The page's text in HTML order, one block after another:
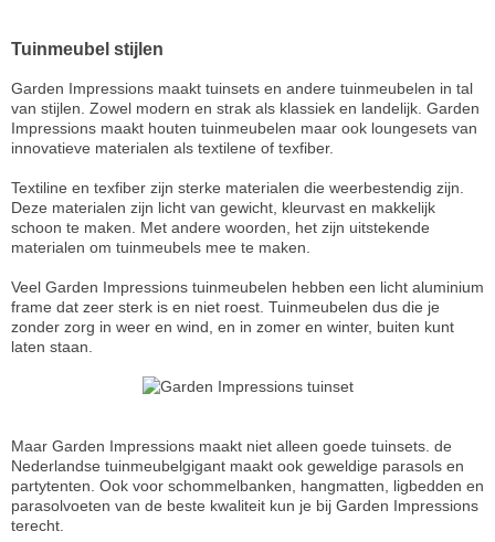
Tuinmeubel stijlen
Garden Impressions maakt tuinsets en andere tuinmeubelen in tal
van stijlen. Zowel modern en strak als klassiek en landelijk. Garden
Impressions maakt houten tuinmeubelen maar ook loungesets van
innovatieve materialen als textilene of texfiber.
Textiline en texfiber zijn sterke materialen die weerbestendig zijn.
Deze materialen zijn licht van gewicht, kleurvast en makkelijk
schoon te maken. Met andere woorden, het zijn uitstekende
materialen om tuinmeubels mee te maken.
Veel Garden Impressions tuinmeubelen hebben een licht aluminium
frame dat zeer sterk is en niet roest. Tuinmeubelen dus die je
zonder zorg in weer en wind, en in zomer en winter, buiten kunt
laten staan.
Maar Garden Impressions maakt niet alleen goede tuinsets. de
Nederlandse tuinmeubelgigant maakt ook geweldige parasols en
partytenten. Ook voor schommelbanken, hangmatten, ligbedden en
parasolvoeten van de beste kwaliteit kun je bij Garden Impressions
terecht.